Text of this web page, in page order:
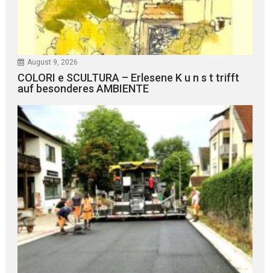
August 9, 2026
COLORI e SCULTURA – Erlesene K u n s t trifft
auf besonderes AMBIENTE